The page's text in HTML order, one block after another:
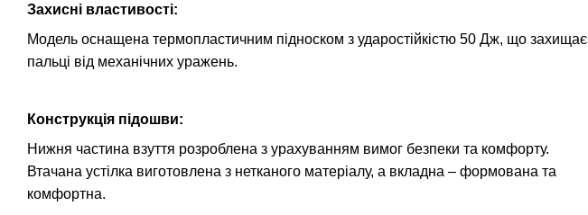
Захисні властивості:
Модель оснащена термопластичним підноском з ударостійкістю 50 Дж, що захищає
пальці від механічних уражень.
Конструкція підошви:
Нижня частина взуття розроблена з урахуванням вимог безпеки та комфорту.
Втачана устілка виготовлена з нетканого матеріалу, а вкладна – формована та
комфортна.